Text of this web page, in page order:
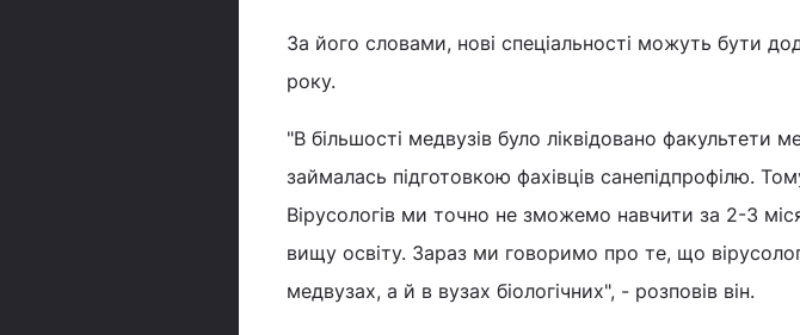
За його словами, нові спеціальності можуть бути
року.
"В більшості медвузів було ліквідовано факультети
займалась підготовкою фахівців санепідпрофілю.
Вірусологів ми точно не зможемо навчити за 2-3
вищу освіту. Зараз ми говоримо про те, що
медвузах, а й в вузах біологічних", - розповів він.